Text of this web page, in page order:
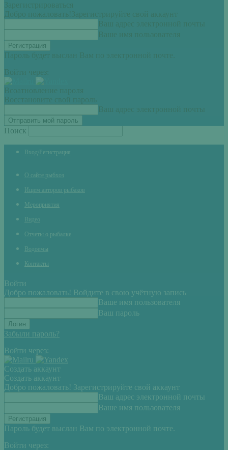
Зарегистрироваться
Добро пожаловать! Зарегистрируйте свой аккаунт
Ваш адрес электронной почты
Ваше имя пользователя
Пароль будет выслан Вам по электронной почте.
Войти через:
Всоатновление пароля
Восстановите свой пароль
Ваш адрес электронной почты
Поиск
Вход/Регистрация
О сайте рыбхоз
Ищем авторов рыбаков
Мероприятия
Видео
Отчеты о рыбалке
Водоемы
Контакты
Войти
Добро пожаловать! Войдите в свою учётную запись
Ваше имя пользователя
Ваш пароль
Забыли пароль?
Войти через:
Создать аккаунт
Создать аккаунт
Добро пожаловать! Зарегистрируйте свой аккаунт
Ваш адрес электронной почты
Ваше имя пользователя
Пароль будет выслан Вам по электронной почте.
Войти через: